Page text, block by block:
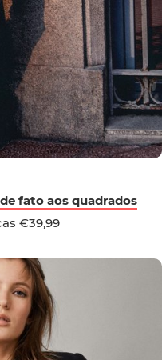
fato aos quadrados
€39,99